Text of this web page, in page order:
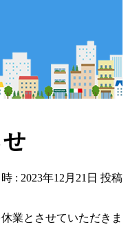
: 2023年12月21日 投稿
業とさせていただきま